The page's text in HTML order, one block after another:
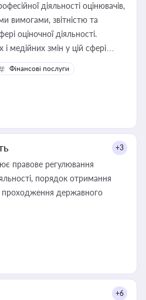
діяльності оцінювачів,
вимогами, звітністю та
оціночної діяльності.
медійних змін у цій сфері
керівника, юриста або
приватизації, оренди
угод і перевірки
Фінансові послуги
+3
правове регулювання
порядок отримання
проходження державного
+6